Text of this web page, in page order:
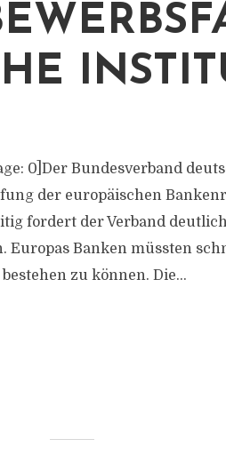
0]Der Bundesverband
der europäischen
fordert der Verband
Banken müssten
zu können. Die...